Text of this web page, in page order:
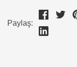
Paylaş: